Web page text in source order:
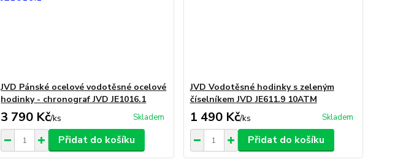
JVD Pánské ocelové vodotěsné ocelové
hodinky - chronograf JVD JE1016.1
3 790 Kč/ks Skladem
Přidat do košíku
JVD Vodotěsné hodinky s zeleným
číselníkem JVD JE611.9 10ATM
1 490 Kč/ks Skladem
Přidat do košíku